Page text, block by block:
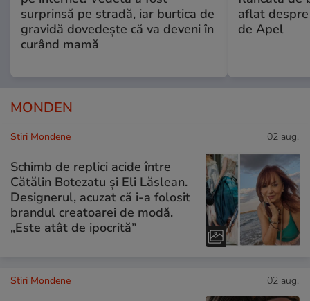
surprinsă pe stradă, iar burtica de
gravidă dovedește că va deveni în
curând mamă
aflat
de Apel
MONDEN
Stiri Mondene 02 aug.
Schimb de replici acide între
Cătălin Botezatu și Eli Lăslean.
Designerul, acuzat că i-a folosit
brandul creatoarei de modă.
„Este atât de ipocrită”
Stiri Mondene 02 aug.